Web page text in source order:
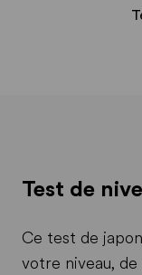
Test de
Ce test de
votre niveau,